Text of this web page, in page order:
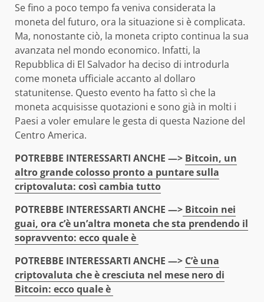
Se fino a poco tempo fa veniva considerata la
moneta del futuro, ora la situazione si è complicata.
Ma, nonostante ciò, la moneta cripto continua la sua
avanzata nel mondo economico. Infatti, la
Repubblica di El Salvador ha deciso di introdurla
come moneta ufficiale accanto al dollaro
statunitense. Questo evento ha fatto sì che la
moneta acquisisse quotazioni e sono già in molti i
Paesi a voler emulare le gesta di questa Nazione del
Centro America.
POTREBBE INTERESSARTI ANCHE —> Bitcoin, un
altro grande colosso pronto a puntare sulla
criptovaluta: così cambia tutto
POTREBBE INTERESSARTI ANCHE —> Bitcoin nei
guai, ora c’è un’altra moneta che sta prendendo il
sopravvento: ecco quale è
POTREBBE INTERESSARTI ANCHE —> C’è una
criptovaluta che è cresciuta nel mese nero di
Bitcoin: ecco quale è